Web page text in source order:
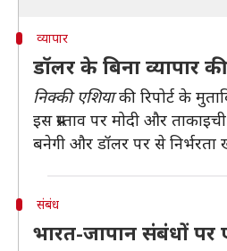
व्यापार
डॉलर के बिना व्यापार
निक्की एशियाकी रिपोर्ट के
इस प्रस्ताव पर मोदी और
बनेगी और डॉलर पर से निर्भरता
संबंध
भारत-जापान संबंधों